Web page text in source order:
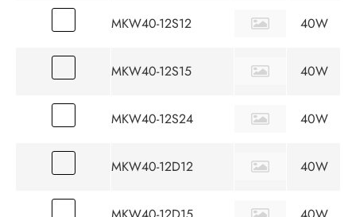
MKW40-12S12 40W
MKW40-12S15 40W
MKW40-12S24 40W
MKW40-12D12 40W